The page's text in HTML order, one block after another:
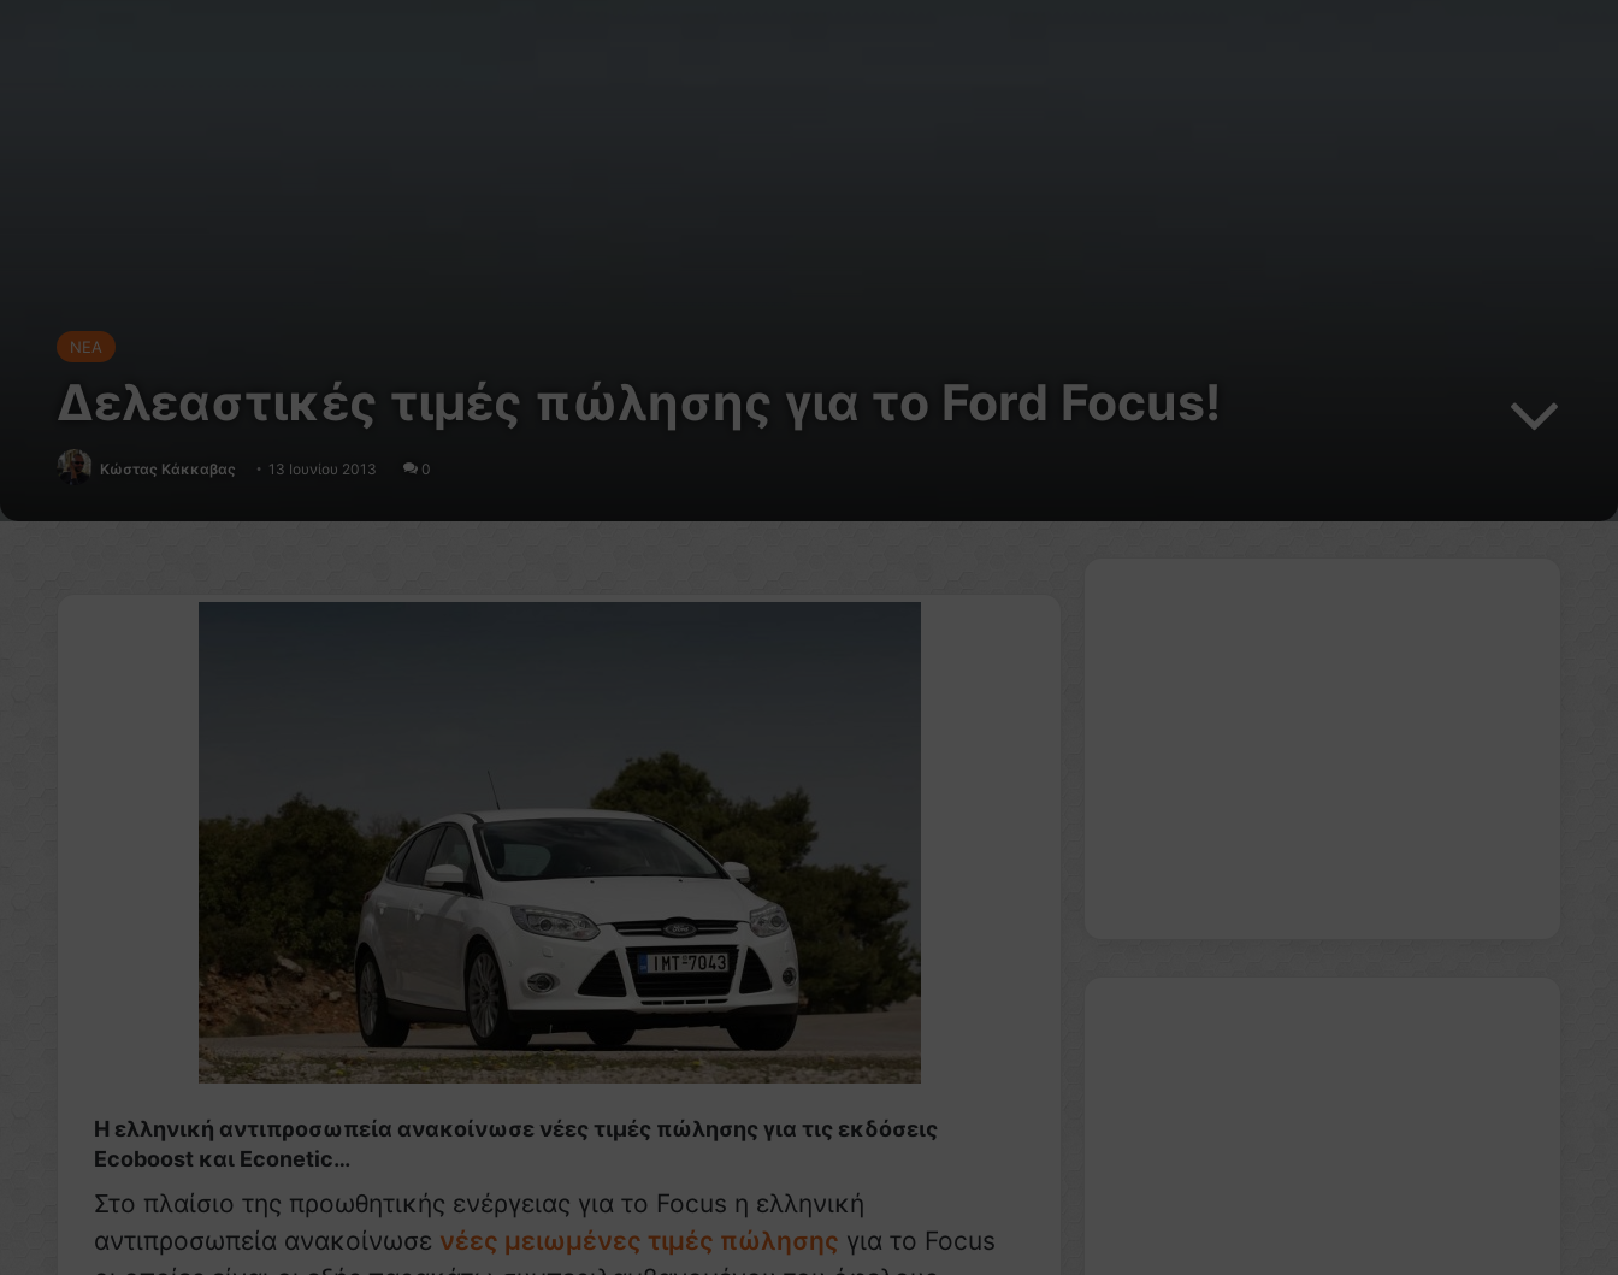
NEA
Δελεαστικές τιμές πώλησης για το Ford Focus!
Κώστας Κάκκαβας 13 Ιουνίου 2013 0
Η ελληνική αντιπροσωπεία ανακοίνωσε νέες τιμές πώλησης για τις εκδόσεις
Ecoboost και Econetic…
Στο πλαίσιο της προωθητικής ενέργειας για το Focus η ελληνική
αντιπροσωπεία ανακοίνωσε νέες μειωμένες τιμές πώλησης για το Focus